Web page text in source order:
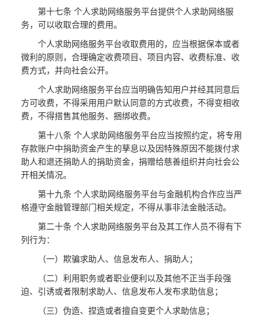
第十七条 个人求助网络服务平台提供个人求助网络服
务，可以收取合理的费用。
个人求助网络服务平台收取费用的，应当根据保本或者
微利的原则，合理确定收费项目、项目内容、收费标准、收
费方式，并向社会公开。
个人求助网络服务平台应当明确告知用户并经其同意后
方可收费，不得采用用户默认同意的方式收费，不得变相收
费，不得搭售其他服务、捆绑收费。
第十八条 个人求助网络服务平台应当按照约定，将专用
存款账户中捐助资金产生的孳息以及因特殊原因不能拨付求
助人和退还捐助人的捐助资金，捐赠给慈善组织并向社会公
开相关情况。
第十九条 个人求助网络服务平台与金融机构合作应当严
格遵守金融管理部门相关规定，不得从事非法金融活动。
第二十条 个人求助网络服务平台及其工作人员不得有下
列行为：
（一）欺骗求助人、信息发布人、捐助人；
（二）利用职务或者职业便利以及其他不正当手段强
迫、引诱或者限制求助人、信息发布人发布求助信息；
（三）伪造、捏造或者擅自变更个人求助信息；